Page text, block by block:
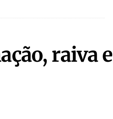
raiva e